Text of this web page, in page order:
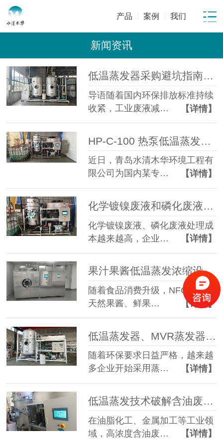
产品 案例 我们
新闻资讯
低温蒸发器采购避坑指南：工业废水蒸发设备选型10大坑
导语随着国内环保排放标准持续
收紧，工业废液减…
【详情】
近日，青岛水清木华环境工程有
限公司为国内某专…
【详情】
化学镀镍废液和磷化废液如何降低危废处置成本？2 吨/天低温蒸发案例年节省超100万
化学镀镍废液、磷化废液处理成
本越来越高，企业…
【详情】
果汁果酱低温蒸发浓缩设备选型指南：六大核心因素全面解析
随着食品消费升级，NFC果汁、
天然果酱、鲜果…
【详情】
随着环保要求日益严格，越来越
多企业开始采用蒸…
【详情】
低温蒸发技术破解含油废水治理难题 实现 85% 废液减量与产水全回用
在油脂化工、金属加工等工业领
域，高浓度含油废…
【详情】